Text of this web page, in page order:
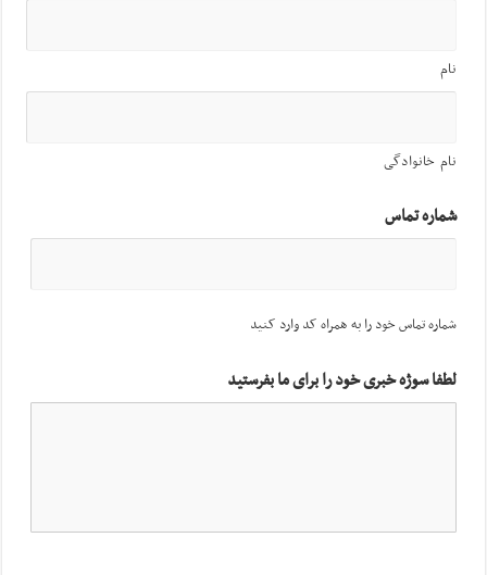
نام
نام خانوادگی
شماره تماس
شماره تماس خود را به همراه کد وارد کنید
لطفا سوژه خبری خود را برای ما بفرستید